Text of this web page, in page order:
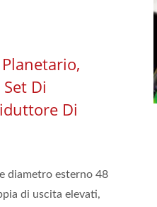
Di
Di
diametro esterno 48
di uscita elevati,